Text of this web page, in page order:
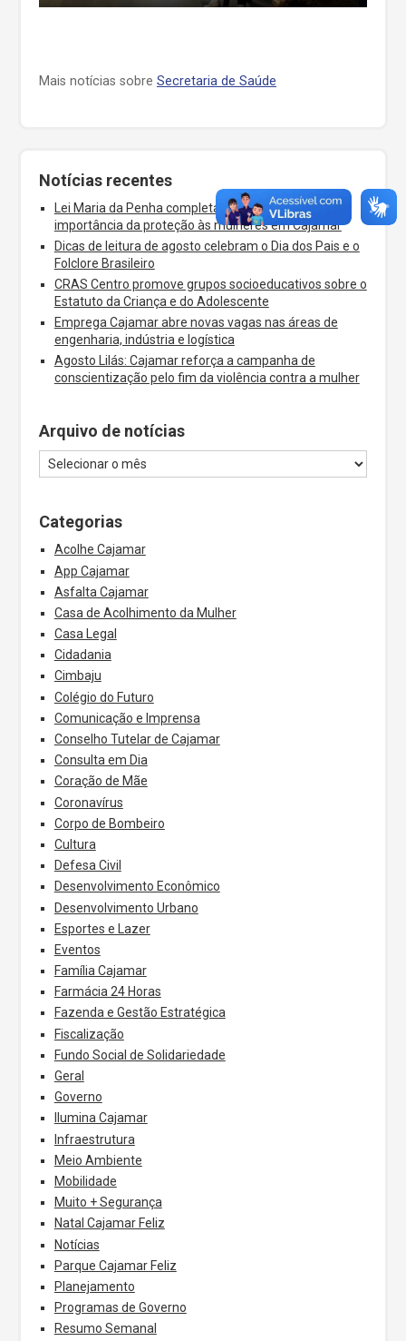
Mais notícias sobre Secretaria de Saúde
Notícias recentes
Lei Maria da Penha completa 20 anos e reforça a
importância da proteção às mulheres em Cajamar
Dicas de leitura de agosto celebram o Dia dos Pais e o
Folclore Brasileiro
CRAS Centro promove grupos socioeducativos sobre o
Estatuto da Criança e do Adolescente
Emprega Cajamar abre novas vagas nas áreas de
engenharia, indústria e logística
Agosto Lilás: Cajamar reforça a campanha de
conscientização pelo fim da violência contra a mulher
Arquivo de notícias
Categorias
Acolhe Cajamar
App Cajamar
Asfalta Cajamar
Casa de Acolhimento da Mulher
Casa Legal
Cidadania
Cimbaju
Colégio do Futuro
Comunicação e Imprensa
Conselho Tutelar de Cajamar
Consulta em Dia
Coração de Mãe
Coronavírus
Corpo de Bombeiro
Cultura
Defesa Civil
Desenvolvimento Econômico
Desenvolvimento Urbano
Esportes e Lazer
Eventos
Família Cajamar
Farmácia 24 Horas
Fazenda e Gestão Estratégica
Fiscalização
Fundo Social de Solidariedade
Geral
Governo
Ilumina Cajamar
Infraestrutura
Meio Ambiente
Mobilidade
Muito + Segurança
Natal Cajamar Feliz
Notícias
Parque Cajamar Feliz
Planejamento
Programas de Governo
Resumo Semanal